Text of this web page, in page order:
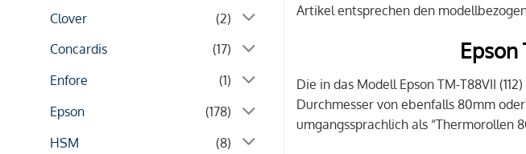
Clover
(2)
Concardis
(17)
Enfore
(1)
Epson
(178)
HSM
(8)
Artikel entsprechen den
Epson
Die in das Modell Epson TM-T88VII
Durchmesser von ebenfalls 80mm
umgangssprachlich als “Thermorollen